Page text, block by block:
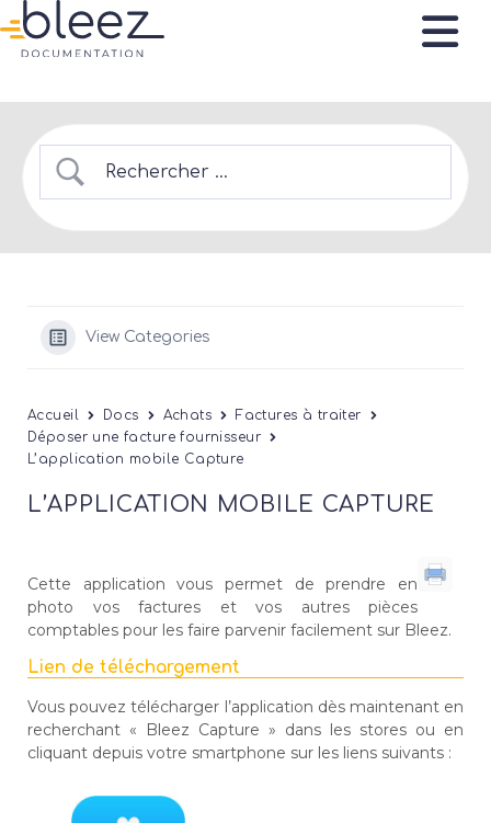
View Categories
Accueil Docs Achats
Factures à traiter
Déposer une facture fournisseur
L’application mobile Capture
L’APPLICATION MOBILE CAPTURE
Cette application vous permet de prendre en
photo vos factures et vos autres pièces
comptables pour les faire parvenir facilement sur Bleez.
Lien de téléchargement
Vous pouvez télécharger l’application dès maintenant en
recherchant « Bleez Capture » dans les stores ou en
cliquant depuis votre smartphone sur les liens suivants :